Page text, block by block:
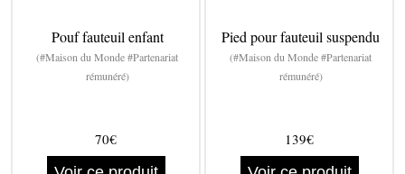
Pouf fauteuil enfant
(#Maison du Monde #Partenariat
rémunéré)
70€
Pied pour fauteuil suspendu
(#Maison du Monde #Partenariat
rémunéré)
139€